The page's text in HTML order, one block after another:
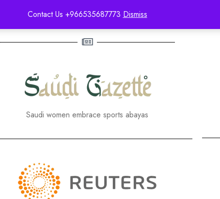
Contact Us +966535687773 Dismiss
EMAN JOHARJY IN PRESS
Saudi women embrace sports abayas